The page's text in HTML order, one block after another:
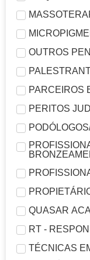
OUTROS
PARCEIROS
PERITOS
QUASAR
RT -
TÉCNICAS